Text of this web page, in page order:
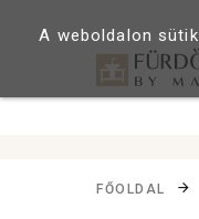
FŐOLDAL
A weboldalon